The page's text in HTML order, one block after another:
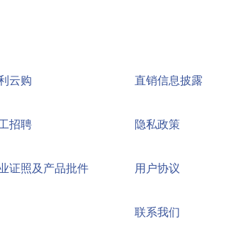
云购
招聘
证照及产品批件
直销信息披露
隐私政策
用户协议
联系我们